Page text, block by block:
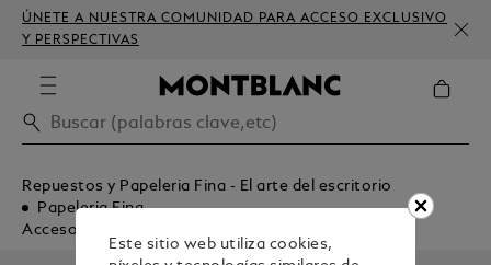
ÚNETE A NUESTRA COMUNIDAD PARA ACCESO EXCLUSIVO
Y PERSPECTIVAS
Repuestos y Papeleria Fina - El arte del escritorio
Papeleria Fina
Accesorios para Pluma
Este sitio web utiliza cookies,